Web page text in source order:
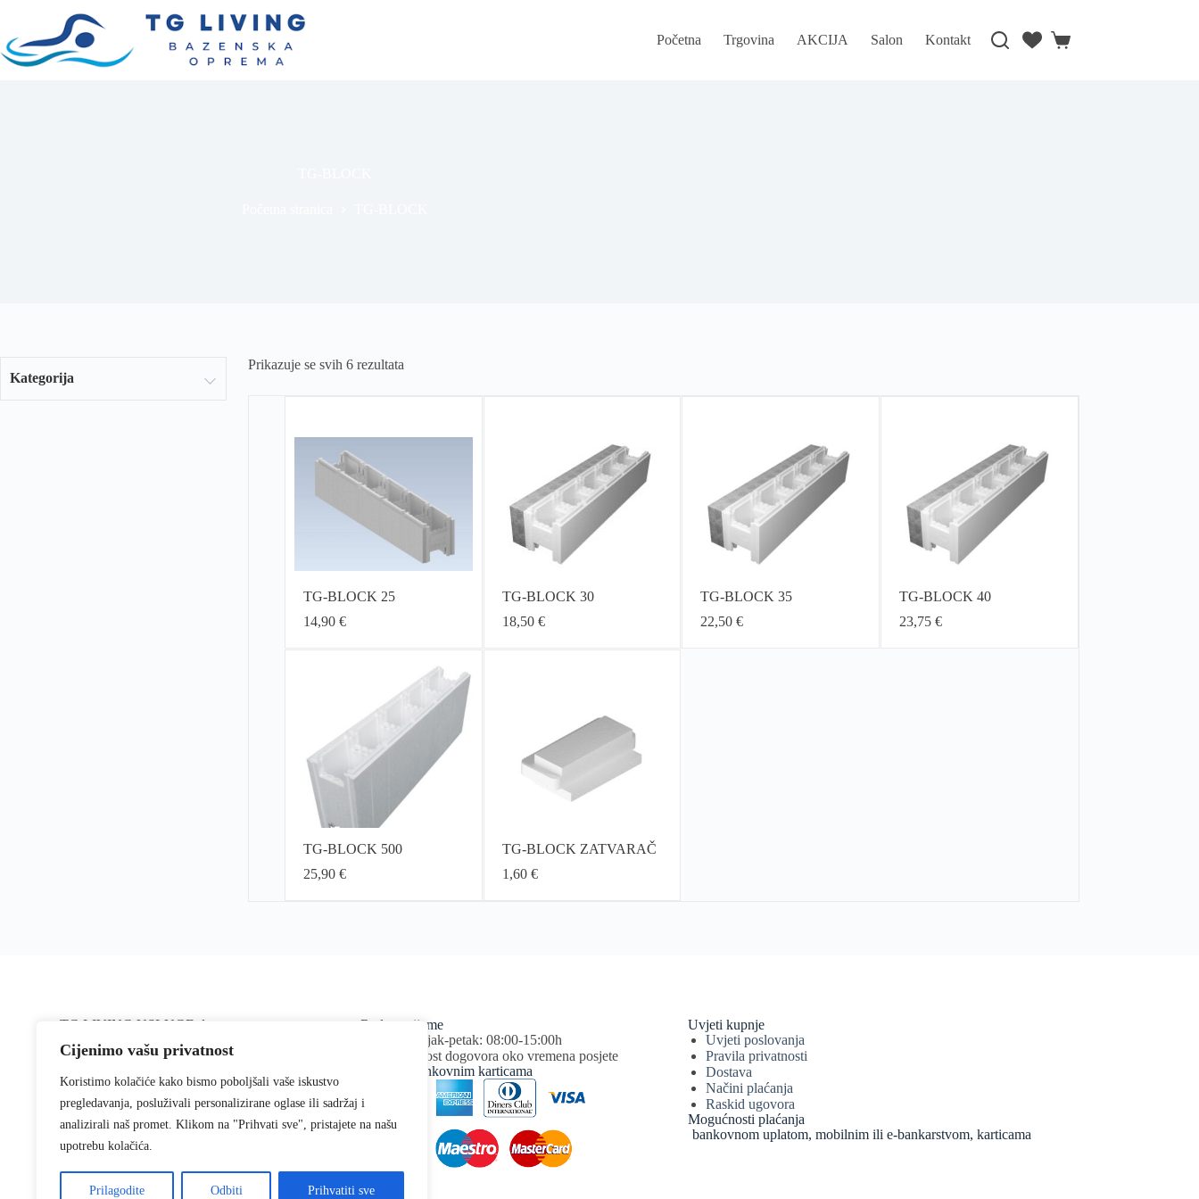
Cijenimo vašu privatnost
Koristimo kolačiće kako bismo poboljšali vaše iskustvo
pregledavanja, posluživali personalizirane oglase ili sadržaj i
analizirali naš promet. Klikom na "Prihvati sve", pristajete na našu
upotrebu kolačića.
Prilagodite Odbiti Prihvatiti sve
Početna Trgovina AKCIJA Salon Kontakt
Prikazuje se svih 6 rezultata
TG-BLOCK 25
14,90€
TG-BLOCK 30
18,50 €
TG-BLOCK 35
22,50€
TG-BLOCK 40
23,75 €
TG-BLOCK 500
25,90€
TG-BLOCK ZATVARAČ
1,60 €
Kategorija
TG LIVING USLUGE d.o.o.
Kako nas naći?
Telefon
+385 95 85 44 005
E-mail
Radno vrijeme
Ponedjeljak-petak: 08:00-15:00h
Mogućnost dogovora oko vremena posjete
Plačanje bankovnim karticama
Uvjeti kupnje
Uvjeti poslovanja
Pravila privatnosti
Dostava
Načini plaćanja
Raskid ugovora
Mogućnosti plaćanja
bankovnom uplatom, mobilnim ili e-bankarstvom, karticama